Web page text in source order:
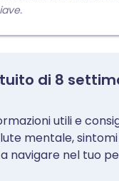
di 8
utili e
mentale,
navigare nel tuo